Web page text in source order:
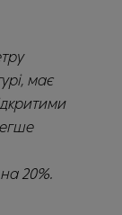
має
20%.